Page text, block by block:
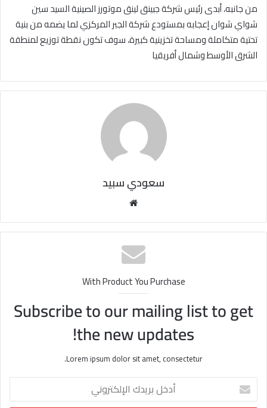
من جانبه، أبدى رئيس شركة جبينق لينق موتورز الصينية السيد سين
شواي شوان إعجابه بمستودع شركة الجبر المركزي لما يضمه من بنية
تحتية متكاملة ومساحة تخزينية كبيرة، سوف تكون نقطة توزيع لمنطقة
الشرق الأوسط وشمال أفريقيا
سعودي سبيد
الوي
ب
With Product You Purchase
Subscribe to our mailing list to get
the new updates!
Lorem ipsum dolor sit amet, consectetur.